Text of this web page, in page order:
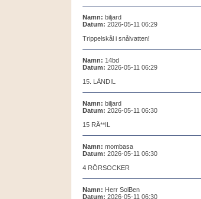
Namn: biljard
Datum: 2026-05-11 06:29
Trippelskål i snålvatten!
Namn: 14bd
Datum: 2026-05-11 06:29
15. LÄNDIL
Namn: biljard
Datum: 2026-05-11 06:30
15 RÄ**IL
Namn: mombasa
Datum: 2026-05-11 06:30
4 RÖRSOCKER
Namn: Herr SolBen
Datum: 2026-05-11 06:30